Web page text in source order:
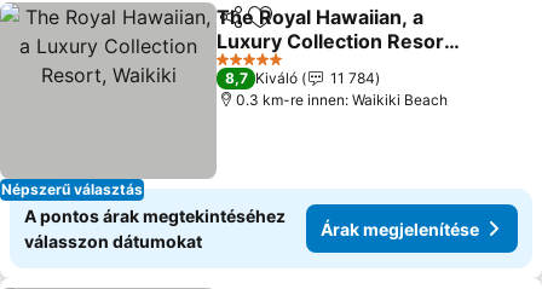
Népszerű választás
Megosztás
Hozzáadás a kedvencekhez
The Royal Hawaiian, a
Luxury Collection Resort,
Waikiki
Árak megjelenítése
5 Kategória
8,7 Kiváló
11 784
0.3 km-re innen: Waikiki Beach
A pontos árak megtekintéséhez
válasszon dátumokat
Árak megjelenítése